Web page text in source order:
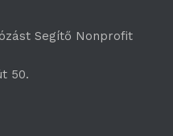
Segítő Nonprofit
50.